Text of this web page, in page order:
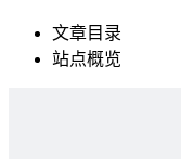
文章目录
站点概览